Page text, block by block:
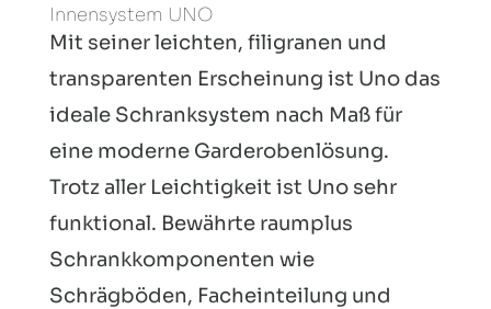
Innensystem UNO
Mit seiner leichten, filigranen und
transparenten Erscheinung ist Uno das
ideale Schranksystem nach Maß für
eine moderne Garderobenlösung.
Trotz aller Leichtigkeit ist Uno sehr
funktional. Bewährte raumplus
Schrankkomponenten wie
Schrägböden, Facheinteilung und